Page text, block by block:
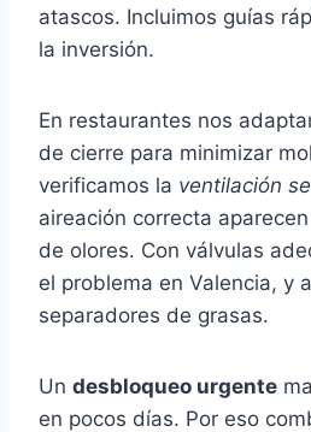
atascos. Incluimos guías
la inversión.
En restaurantes nos
de cierre para minimizar
verificamos la ventilación
aireación correcta
de olores. Con válvulas
el problema en Valencia, y
separadores de grasas.
Un desbloqueo urgente
en pocos días. Por eso